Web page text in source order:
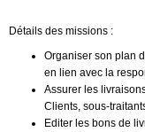
Détails des missions :
Organiser son plan
en lien avec la
Assurer les
Clients, sous-
Editer les bons de